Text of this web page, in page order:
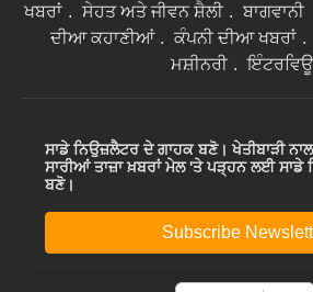
ਖਬਰਾਂ ਸੇਹਤ ਅਤੇ ਜੀਵਨ ਸ਼ੈਲੀ ਬਾਗਵਾਨੀ
ਦੀਆ ਕਹਾਣੀਆਂ
ਕੰਪਨੀ ਦੀਆ ਖਬਰਾਂ
ਮਸ਼ੀਨਰੀ
ਇੰਟਰਵਿਊ
ਸਾਡੇ ਨਿਉਜ਼ਲੈਟਰ ਦੇ ਗਾਹਕ ਬਣੋ। ਖੇਤੀਬਾੜੀ
ਸਾਰੀਆਂ ਤਾਜ਼ਾ ਖ਼ਬਰਾਂ ਮੇਲ 'ਤੇ ਪੜ੍ਹਨ ਲਈ ਸਾਡੇ
ਬਣੋ।
Subscribe